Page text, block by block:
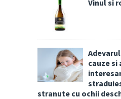
Vinul si
cauze si
stranute cu ochii